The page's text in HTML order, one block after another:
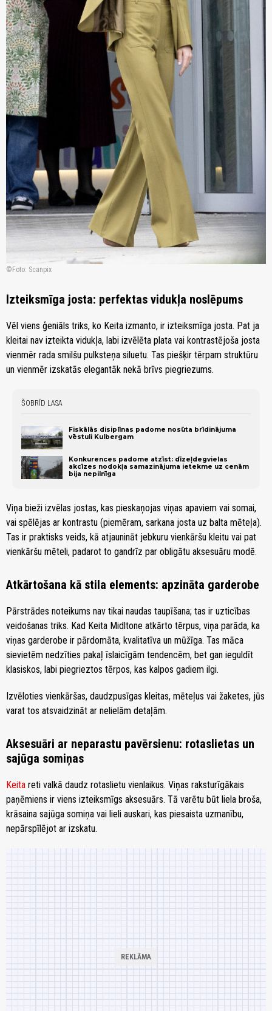
Foto: Scanpix
Izteiksmīga josta: perfektas vidukļa noslēpums
Vēl viens ģeniāls triks, ko Keita izmanto, ir izteiksmīga josta. Pat ja
kleitai nav izteikta vidukļa, labi izvēlēta plata vai kontrastējoša josta
vienmēr rada smilšu pulksteņa siluetu. Tas piešķir tērpam struktūru
un vienmēr izskatās elegantāk nekā brīvs piegriezums.
ŠOBRĪD LASA
Fiskālās disiplīnas padome nosūta brīdinājuma
vēstuli Kulbergam
Konkurences padome atzīst: dīzeļdegvielas
akcīzes nodokļa samazinājuma ietekme uz cenām
bija nepilnīga
Viņa bieži izvēlas jostas, kas pieskaņojas viņas apaviem vai somai,
vai spēlējas ar kontrastu (piemēram, sarkana josta uz balta mēteļa).
Tas ir praktisks veids, kā atjaunināt jebkuru vienkāršu kleitu vai pat
vienkāršu mēteli, padarot to gandrīz par obligātu aksesuāru modē.
Atkārtošana kā stila elements: apzināta garderobe
Pārstrādes noteikums nav tikai naudas taupīšana; tas ir uzticības
veidošanas triks. Kad Keita Midltone atkārto tērpus, viņa parāda, ka
viņas garderobe ir pārdomāta, kvalitatīva un mūžīga. Tas māca
sievietēm nedzīties pakaļ īslaicīgām tendencēm, bet gan ieguldīt
klasiskos, labi piegrieztos tērpos, kas kalpos gadiem ilgi.
Izvēloties vienkāršas, daudzpusīgas kleitas, mēteļus vai žaketes, jūs
varat tos atsvaidzināt ar nelielām detaļām.
Aksesuāri ar neparastu pavērsienu: rotaslietas un
sajūga somiņas
Keita reti valkā daudz rotaslietu vienlaikus. Viņas raksturīgākais
paņēmiens ir viens izteiksmīgs aksesuārs. Tā varētu būt liela broša,
krāsaina sajūga somiņa vai lieli auskari, kas piesaista uzmanību,
nepārspīlējot ar izskatu.